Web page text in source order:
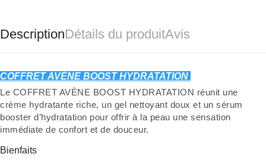
DescriptionDétails du produitAvis
COFFRET AVÈNE BOOST HYDRATATION
Le COFFRET AVÈNE BOOST HYDRATATION réunit une
crème hydratante riche, un gel nettoyant doux et un sérum
booster d’hydratation pour offrir à la peau une sensation
immédiate de confort et de douceur.
Bienfaits